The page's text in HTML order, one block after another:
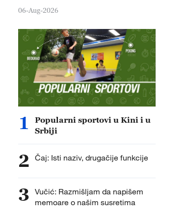
dana
06-Aug-2026
1
Popularni sportovi u Kini i u
Srbiji
2 Čaj: Isti naziv, drugačije funkcije
3 Vučić: Razmišljam da napišem
memoare o našim susretima